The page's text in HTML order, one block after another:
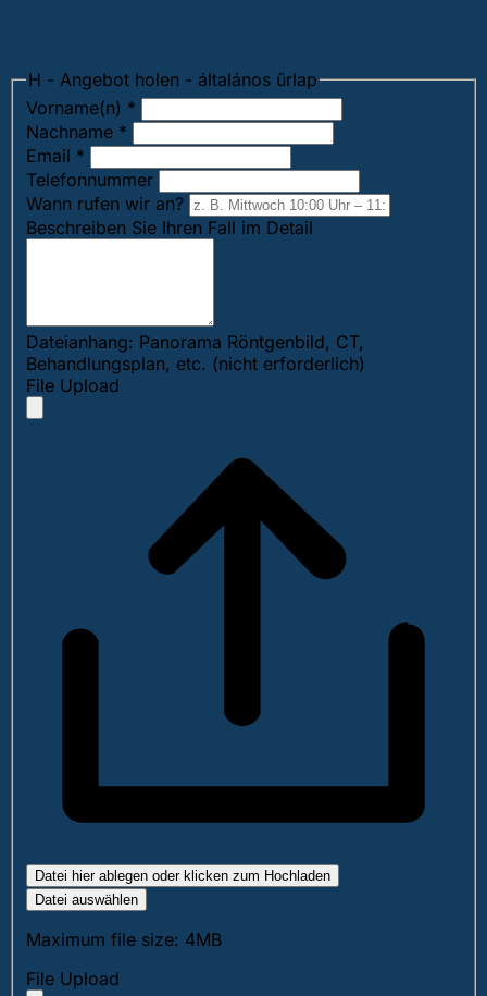
H - Angebot holen - általános űrlap
Vorname(n) *
Nachname *
Email *
Telefonnummer
Wann rufen wir an?
Beschreiben Sie Ihren Fall im Detail
Dateianhang: Panorama Röntgenbild, CT,
Behandlungsplan, etc. (nicht erforderlich)
File Upload
Datei hier ablegen oder klicken zum Hochladen
Datei auswählen
Maximum file size: 4MB
File Upload